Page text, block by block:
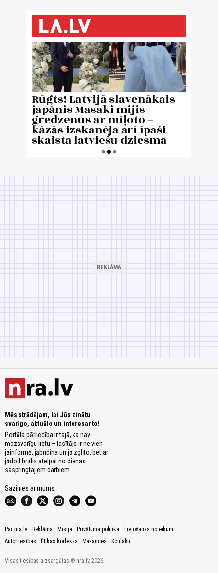
Mēs strādājam, lai Jūs zinātu
svarīgo, aktuālo un interesanto!
Portāla pārliecība ir tajā, ka nav
mazsvarīgu lietu – lasītājs ir ne vien
jāinformē, jābrīdina un jāizglīto, bet arī
jādod brīdis atelpai no dienas
saspringtajiem darbiem.
Sazinies ar mums:
Par nra.lv Reklāma Misija Privātuma politika
Lietošanas noteikumi
Autortiesības
Ētikas kodekss Vakances Kontakti
Visas tiesības aizsargātas © nra.lv, 2026